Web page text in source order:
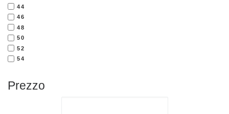
44
46
48
50
52
54
Prezzo